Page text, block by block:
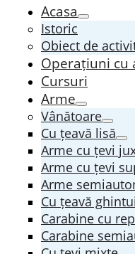
Acasa
Istoric
Obiect de
Operațiuni cu
Cursuri
Arme
Vânătoare
Cu țeavă lisă
Arme cu țevi
Arme cu țevi
Arme
Cu țeavă
Carabine cu
Carabine